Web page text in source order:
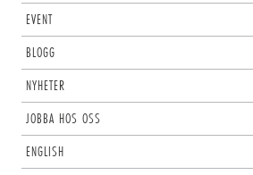
EVENT
BLOGG
NYHETER
JOBBA HOS OSS
ENGLISH